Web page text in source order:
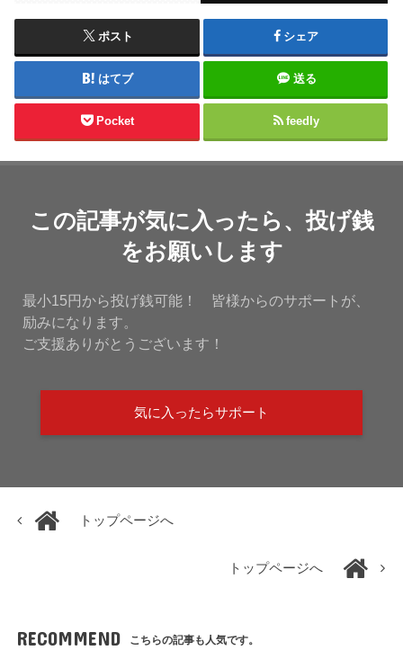
ポスト シェア
はてブ 送る
Pocket feedly
この記事が気に入ったら、投げ銭
をお願いします
最小15円から投げ銭可能！ 皆様からのサポートが、
励みになります。
ご支援ありがとうございます！
気に入ったらサポート
トップページへ
トップページへ
RECOMMEND こちらの記事も人気です。